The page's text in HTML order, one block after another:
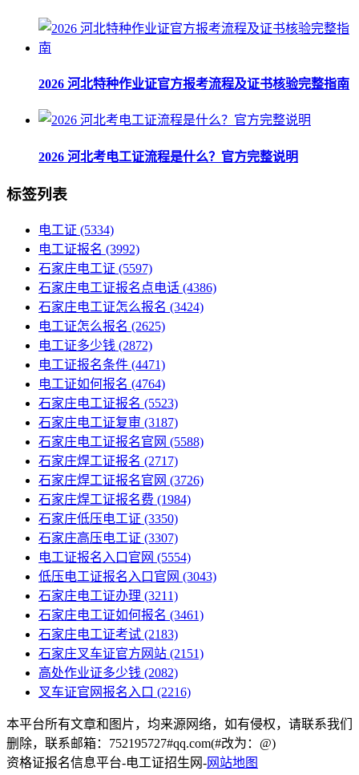
2026 河北特种作业证官方报考流程及证书核验完整指南
2026 河北考电工证流程是什么？官方完整说明
标签列表
电工证 (5334)
电工证报名 (3992)
石家庄电工证 (5597)
石家庄电工证报名点电话 (4386)
石家庄电工证怎么报名 (3424)
电工证怎么报名 (2625)
电工证多少钱 (2872)
电工证报名条件 (4471)
电工证如何报名 (4764)
石家庄电工证报名 (5523)
石家庄电工证复审 (3187)
石家庄电工证报名官网 (5588)
石家庄焊工证报名 (2717)
石家庄焊工证报名官网 (3726)
石家庄焊工证报名费 (1984)
石家庄低压电工证 (3350)
石家庄高压电工证 (3307)
电工证报名入口官网 (5554)
低压电工证报名入口官网 (3043)
石家庄电工证办理 (3211)
石家庄电工证如何报名 (3461)
石家庄电工证考试 (2183)
石家庄叉车证官方网站 (2151)
高处作业证多少钱 (2082)
叉车证官网报名入口 (2216)
本平台所有文章和图片，均来源网络，如有侵权，请联系我们
删除，联系邮箱：752195727#qq.com(#改为：@)
资格证报名信息平台-电工证招生网-网站地图